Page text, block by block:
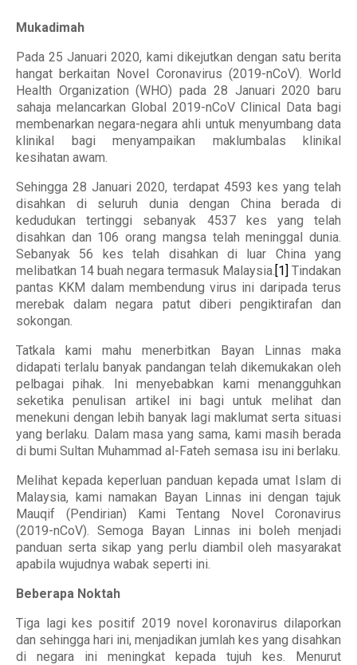
Mukadimah
Pada 25 Januari 2020, kami dikejutkan dengan satu berita
hangat berkaitan Novel Coronavirus (2019-nCoV). World
Health Organization (WHO) pada 28 Januari 2020 baru
sahaja melancarkan Global 2019-nCoV Clinical Data bagi
membenarkan negara-negara ahli untuk menyumbang data
klinikal bagi menyampaikan maklumbalas klinikal
kesihatan awam.
Sehingga 28 Januari 2020, terdapat 4593 kes yang telah
disahkan di seluruh dunia dengan China berada di
kedudukan tertinggi sebanyak 4537 kes yang telah
disahkan dan 106 orang mangsa telah meninggal dunia.
Sebanyak 56 kes telah disahkan di luar China yang
melibatkan 14 buah negara termasuk Malaysia.[1] Tindakan
pantas KKM dalam membendung virus ini daripada terus
merebak dalam negara patut diberi pengiktirafan dan
sokongan.
Tatkala kami mahu menerbitkan Bayan Linnas maka
didapati terlalu banyak pandangan telah dikemukakan oleh
pelbagai pihak. Ini menyebabkan kami menangguhkan
seketika penulisan artikel ini bagi untuk melihat dan
menekuni dengan lebih banyak lagi maklumat serta situasi
yang berlaku. Dalam masa yang sama, kami masih berada
di bumi Sultan Muhammad al-Fateh semasa isu ini berlaku.
Melihat kepada keperluan panduan kepada umat Islam di
Malaysia, kami namakan Bayan Linnas ini dengan tajuk
Mauqif (Pendirian) Kami Tentang Novel Coronavirus
(2019-nCoV). Semoga Bayan Linnas ini boleh menjadi
panduan serta sikap yang perlu diambil oleh masyarakat
apabila wujudnya wabak seperti ini.
Beberapa Noktah
Tiga lagi kes positif 2019 novel koronavirus dilaporkan
dan sehingga hari ini, menjadikan jumlah kes yang disahkan
di negara ini meningkat kepada tujuh kes. Menurut